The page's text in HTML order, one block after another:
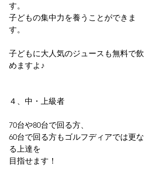
す。
子どもの集中力を養うことができま
す。
子どもに大人気のジュースも無料で飲
めますよ♪
４、中・上級者
70台や80台で回る方、
60台で回る方もゴルフディアでは更な
る上達を
目指せます！